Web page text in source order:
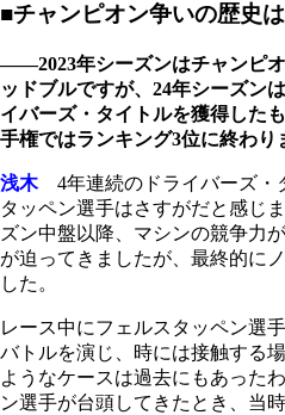
■チャンピオン争いの歴史
――2023年シーズンはチャンピ
ッドブルですが、24年シーズン
イバーズ・タイトルを獲得した
手権ではランキング3位に終わり
浅木4年連続のドライバーズ・
タッペン選手はさすがだと感じ
ズン中盤以降、マシンの競争力
が迫ってきましたが、最終的に
した。
レース中にフェルスタッペン選
バトルを演じ、時には接触する
ようなケースは過去にもあった
ン選手が台頭してきたとき、当